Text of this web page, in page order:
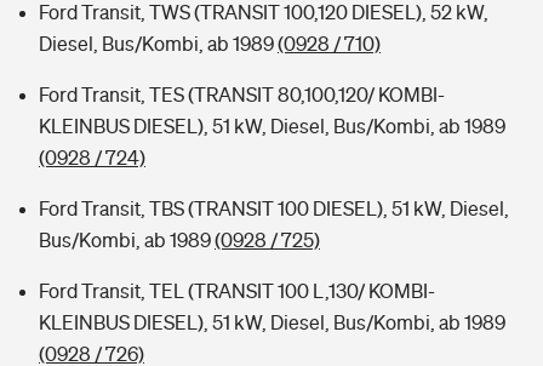
Ford Transit, TWS (TRANSIT 100,120 DIESEL), 52 kW,
Diesel, Bus/Kombi, ab 1989(0928 / 710)
Ford Transit, TES (TRANSIT 80,100,120/ KOMBI-
KLEINBUS DIESEL), 51 kW, Diesel, Bus/Kombi, ab 1989
(0928 / 724)
Ford Transit, TBS (TRANSIT 100 DIESEL), 51 kW, Diesel,
Bus/Kombi, ab 1989(0928 / 725)
Ford Transit, TEL (TRANSIT 100 L,130/ KOMBI-
KLEINBUS DIESEL), 51 kW, Diesel, Bus/Kombi, ab 1989
(0928 / 726)